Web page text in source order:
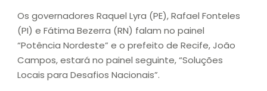
Os governadores Raquel Lyra (PE), Rafael Fonteles
(PI) e Fátima Bezerra (RN) falam no painel
“Potência Nordeste” e o prefeito de Recife, João
Campos, estará no painel seguinte, “Soluções
Locais para Desafios Nacionais”.